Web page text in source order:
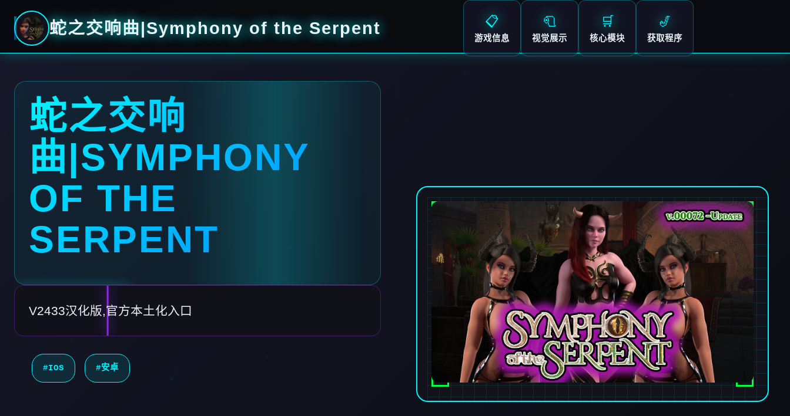
蛇之交响曲|Symphony of the Serpent 📋
游戏信息
🧻
视觉展示
🛒
核心模块
🎷
获取程序
蛇之交响
曲|SYMPHONY
OF THE
SERPENT
V2433汉化版,官方本土化入口
#IOS #安卓